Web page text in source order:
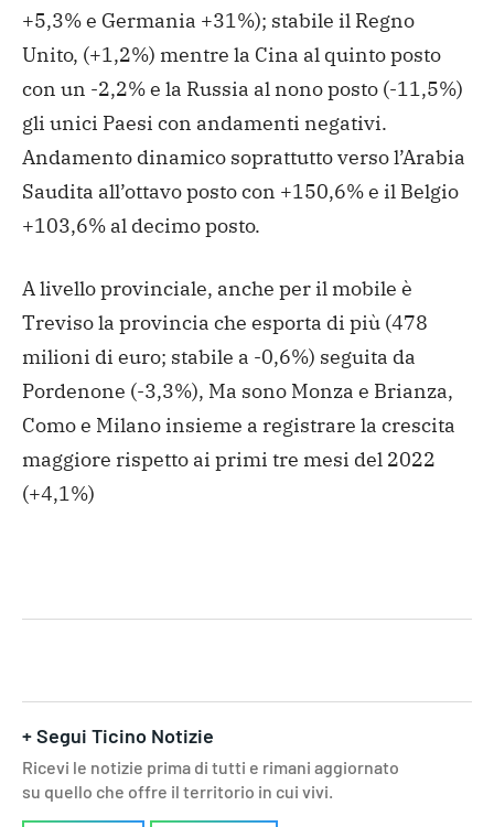
+5,3% e Germania +31%); stabile il Regno
Unito, (+1,2%) mentre la Cina al quinto posto
con un -2,2% e la Russia al nono posto (-11,5%)
gli unici Paesi con andamenti negativi.
Andamento dinamico soprattutto verso l’Arabia
Saudita all’ottavo posto con +150,6% e il Belgio
+103,6% al decimo posto.
A livello provinciale, anche per il mobile è
Treviso la provincia che esporta di più (478
milioni di euro; stabile a -0,6%) seguita da
Pordenone (-3,3%), Ma sono Monza e Brianza,
Como e Milano insieme a registrare la crescita
maggiore rispetto ai primi tre mesi del 2022
(+4,1%)
+ Segui Ticino Notizie
Ricevi le notizie prima di tutti e rimani aggiornato
su quello che offre il territorio in cui vivi.